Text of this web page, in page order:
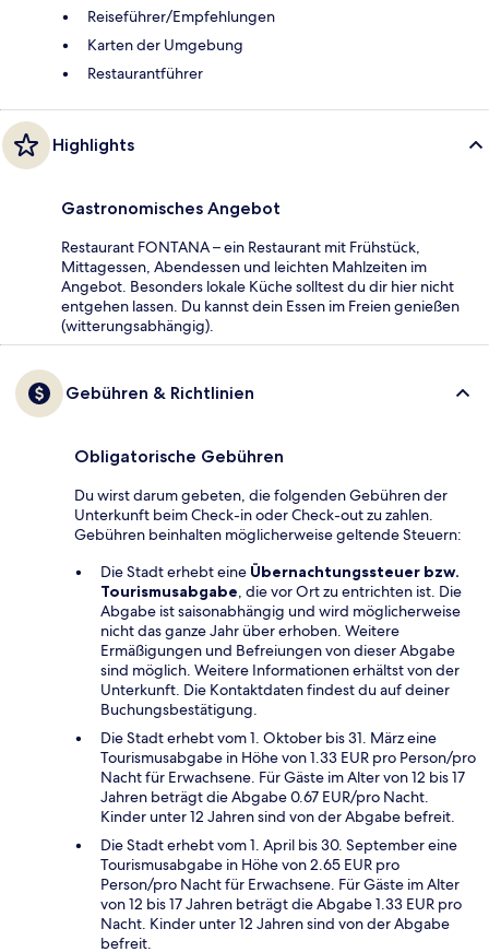
Reiseführer/Empfehlungen
Karten der Umgebung
Restaurantführer
Highlights
Gastronomisches Angebot
Restaurant FONTANA – ein Restaurant mit Frühstück,
Mittagessen, Abendessen und leichten Mahlzeiten im
Angebot. Besonders lokale Küche solltest du dir hier nicht
entgehen lassen. Du kannst dein Essen im Freien genießen
(witterungsabhängig).
Gebühren & Richtlinien
Obligatorische Gebühren
Du wirst darum gebeten, die folgenden Gebühren der
Unterkunft beim Check-in oder Check-out zu zahlen.
Gebühren beinhalten möglicherweise geltende Steuern:
Die Stadt erhebt eine Übernachtungssteuer bzw.
Tourismusabgabe, die vor Ort zu entrichten ist. Die
Abgabe ist saisonabhängig und wird möglicherweise
nicht das ganze Jahr über erhoben. Weitere
Ermäßigungen und Befreiungen von dieser Abgabe
sind möglich. Weitere Informationen erhältst von der
Unterkunft. Die Kontaktdaten findest du auf deiner
Buchungsbestätigung.
Die Stadt erhebt vom 1. Oktober bis 31. März eine
Tourismusabgabe in Höhe von 1.33 EUR pro Person/pro
Nacht für Erwachsene. Für Gäste im Alter von 12 bis 17
Jahren beträgt die Abgabe 0.67 EUR/pro Nacht.
Kinder unter 12 Jahren sind von der Abgabe befreit.
Die Stadt erhebt vom 1. April bis 30. September eine
Tourismusabgabe in Höhe von 2.65 EUR pro
Person/pro Nacht für Erwachsene. Für Gäste im Alter
von 12 bis 17 Jahren beträgt die Abgabe 1.33 EUR pro
Nacht. Kinder unter 12 Jahren sind von der Abgabe
befreit.